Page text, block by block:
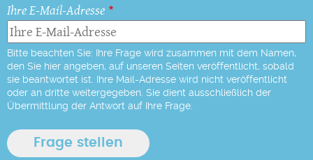
Ihre E-Mail-Adresse
Bitte beachten Sie: Ihre Frage wird zusammen mit dem Namen,
den Sie hier angeben, auf unseren Seiten veröffentlicht, sobald
sie beantwortet ist. Ihre Mail-Adresse wird nicht veröffentlicht
oder an dritte weitergegeben. Sie dient ausschließlich der
Übermittlung der Antwort auf Ihre Frage.